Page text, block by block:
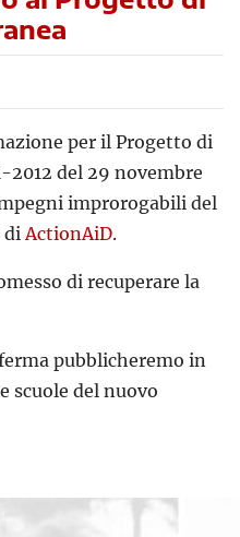
per il Progetto di
2012 del 29 novembre
improrogabili del
diActionAiD.
di recuperare la
pubblicheremo in
scuole del nuovo